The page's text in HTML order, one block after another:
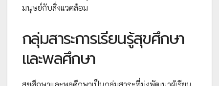
มนุษย์กับสิ่งแวดล้อม
กลุ่มสาระการเรียนรู้สุขศึกษา
และพลศึกษา